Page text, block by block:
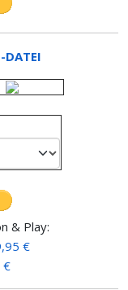
DATEI
& Play:
€
€